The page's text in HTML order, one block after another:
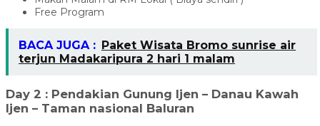
Free Program
BACA JUGA : Paket Wisata Bromo sunrise air
terjun Madakaripura 2 hari 1 malam
Day 2 : Pendakian Gunung Ijen – Danau Kawah
Ijen – Taman nasional Baluran